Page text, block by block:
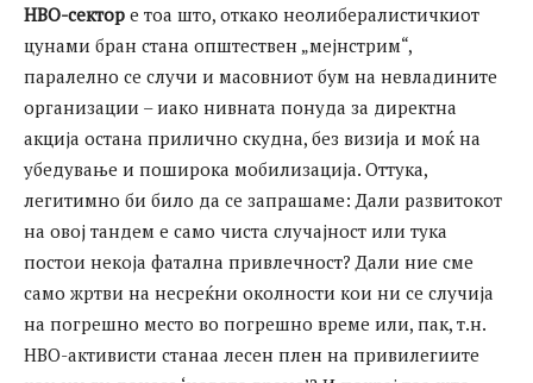
НВО-сектор е тоа што, откако неолибералистичкиот
цунами бран стана општествен „мејнстрим“,
паралелно се случи и масовниот бум на невладините
организации – иако нивната понуда за директна
акција остана прилично скудна, без визија и моќ на
убедување и поширока мобилизација. Оттука,
легитимно би било да се запрашаме: Дали развитокот
на овој тандем е само чиста случајност или тука
постои некоја фатална привлечност? Дали ние сме
само жртви на несреќни околности кои ни се случија
на погрешно место во погрешно време или, пак, т.н.
НВО-активисти станаа лесен плен на привилегиите